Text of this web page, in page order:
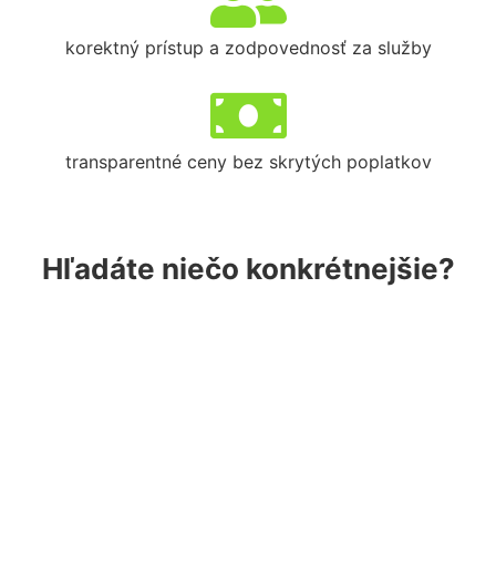
korektný prístup a zodpovednosť za služby
transparentné ceny bez skrytých poplatkov
Hľadáte niečo konkrétnejšie?